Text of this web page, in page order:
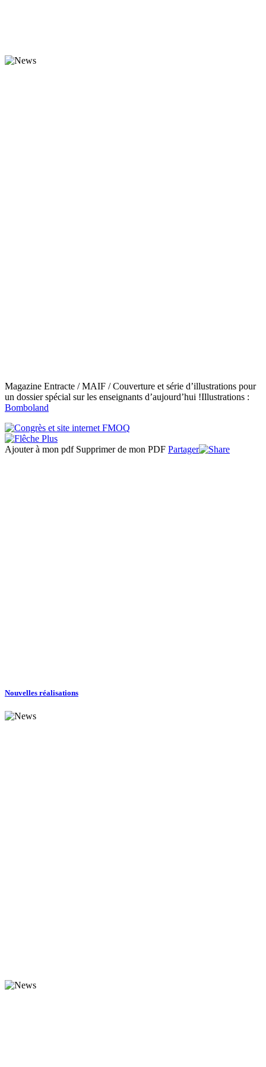
Magazine Entracte / MAIF / Couverture et série d’illustrations pour
un dossier spécial sur les enseignants d’aujourd’hui !Illustrations :
Bomboland
Ajouter à mon pdf Supprimer de mon PDF Partager
Nouvelles réalisations